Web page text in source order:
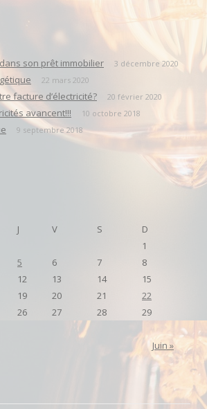
son prêt immobilier 3 décembre 2020
22 mars 2020
facture d’électricité? 20 février 2020
avancent!!! 10 octobre 2018
9 septembre 2018
J V S D
Juin »
1
5 6 7
8
12 13 14
15
19 20 21
22
26 27 28
29